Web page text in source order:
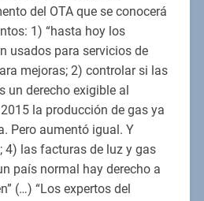
del OTA que se conocerá
1) “hasta hoy los
usados para servicios de
mejoras; 2) controlar si las
un derecho exigible al
la producción de gas ya
Pero aumentó igual. Y
4) las facturas de luz y gas
país normal hay derecho a
(…) “Los expertos del